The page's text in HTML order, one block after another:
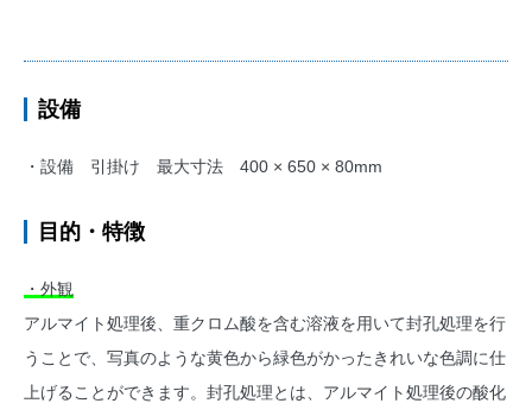
設備
・設備 引掛け 最大寸法 400 × 650 × 80mm
目的・特徴
・外観
アルマイト処理後、重クロム酸を含む溶液を用いて封孔処理を行
うことで、写真のような黄色から緑色がかったきれいな色調に仕
上げることができます。封孔処理とは、アルマイト処理後の酸化